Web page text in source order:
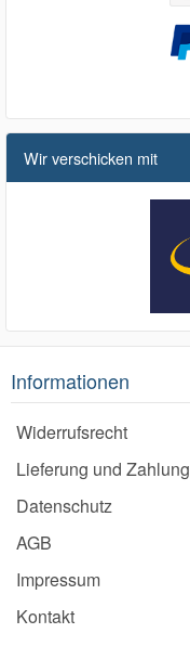
Wir verschicken mit
Informationen
Widerrufsrecht
Lieferung und Zahlung
Datenschutz
AGB
Impressum
Kontakt